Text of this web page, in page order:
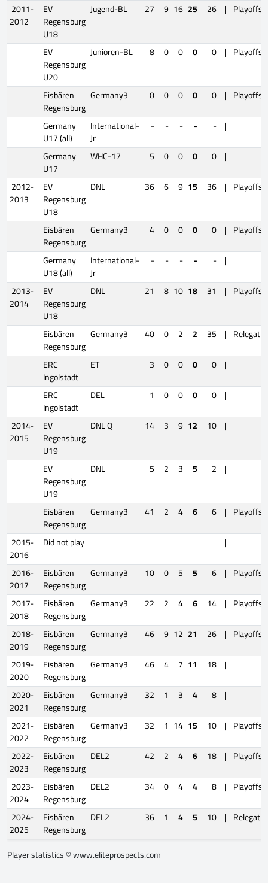
2011-
2012
EV
Regensburg
U18
Jugend-BL 27 9 16 25 26 | Playoffs
EV
Regensburg
U20
Junioren-BL 8 0 0 0 0 | Playoffs
Eisbären
Regensburg
Germany3 0 0 0 0 0 | Playoffs
Germany
U17 (all)
International-
Jr
- - - - - |
Germany
U17
WHC-17 5 0 0 0 0 |
2012-
2013
EV
Regensburg
U18
DNL 36 6 9 15 36 | Playoffs
Eisbären
Regensburg
Germany3 4 0 0 0 0 | Playoffs
Germany
U18 (all)
International-
Jr
- - - - - |
2013-
2014
EV
Regensburg
U18
DNL 21 8 10 18 31 | Playoffs
Eisbären
Regensburg
Germany3 40 0 2 2 35 |
ERC
Ingolstadt
ET 3 0 0 0 0 |
ERC
Ingolstadt
DEL 1 0 0 0 0 |
2014-
2015
EV
Regensburg
U19
DNL Q 14 3 9 12 10 |
EV
Regensburg
U19
DNL 5 2 3 5 2 |
Eisbären
Regensburg
Germany3 41 2 4 6 6 | Playoffs
2015-
2016
Did not play
|
2016-
2017
Eisbären
Regensburg
Germany3 10 0 5 5 6 | Playoffs
2017-
2018
Eisbären
Regensburg
Germany3 22 2 4 6 14 | Playoffs
2018-
2019
Eisbären
Regensburg
Germany3 46 9 12 21 26 | Playoffs
2019-
2020
Eisbären
Regensburg
Germany3 46 4 7 11 18 |
2020-
2021
Eisbären
Regensburg
Germany3 32 1 3 4 8 |
2021-
2022
Eisbären
Regensburg
Germany3 32 1 14 15 10 | Playoffs
2022-
2023
Eisbären
Regensburg
DEL2 42 2 4 6 18 | Playoffs
2023-
2024
Eisbären
Regensburg
DEL2 34 0 4 4 8 | Playoffs
2024-
2025
Eisbären
Regensburg
DEL2 36 1 4 5 10 |
Player statistics ©www.eliteprospects.com